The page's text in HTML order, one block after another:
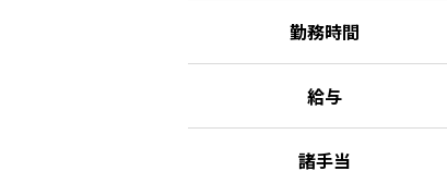
勤務時間
給与
諸手当